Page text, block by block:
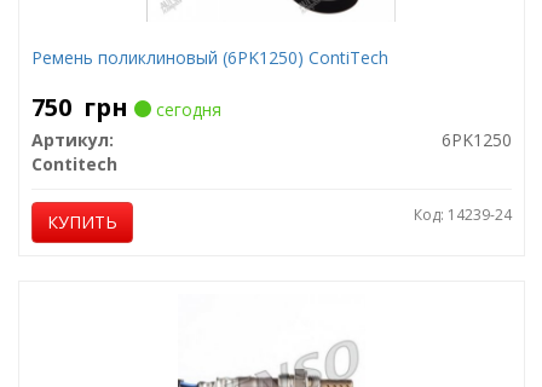
Ремень поликлиновый (6PK1250) ContiTech
750 грн
сегодня
Артикул:
6PK1250
Contitech
КУПИТЬ Код: 14239-24